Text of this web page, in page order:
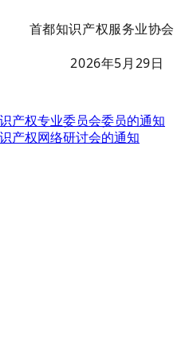
首都知识产权服务业协会
2026年5月29日
产权专业委员会委员的通知
产权网络研讨会的通知